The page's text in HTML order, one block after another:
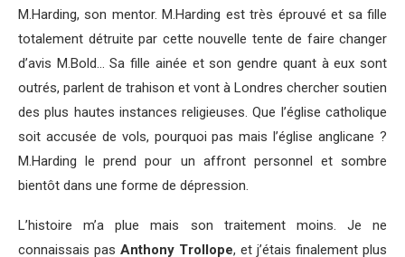
M.Harding, son mentor. M.Harding est très éprouvé et sa fille
totalement détruite par cette nouvelle tente de faire changer
d’avis M.Bold… Sa fille ainée et son gendre quant à eux sont
outrés, parlent de trahison et vont à Londres chercher soutien
des plus hautes instances religieuses. Que l’église catholique
soit accusée de vols, pourquoi pas mais l’église anglicane ?
M.Harding le prend pour un affront personnel et sombre
bientôt dans une forme de dépression.
L’histoire m’a plue mais son traitement moins. Je ne
connaissais pas Anthony Trollope, et j’étais finalement plus